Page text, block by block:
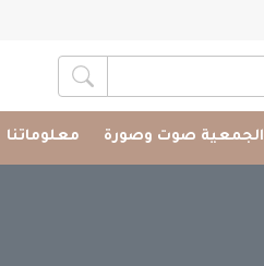
البحث عن
الجمعية صوت وصورة معلوماتنا